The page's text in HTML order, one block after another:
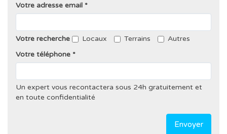
Votre adresse email
Votre recherche Locaux Terrains
Autres
Votre téléphone
Un expert vous recontactera sous 24h gratuitement et
en toute confidentialité
Envoyer